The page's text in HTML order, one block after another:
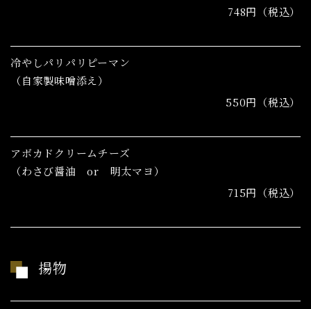
748円（税込）
冷やしパリパリピーマン
（自家製味噌添え）
550円（税込）
アボカドクリームチーズ
（わさび醤油 or 明太マヨ）
715円（税込）
揚物